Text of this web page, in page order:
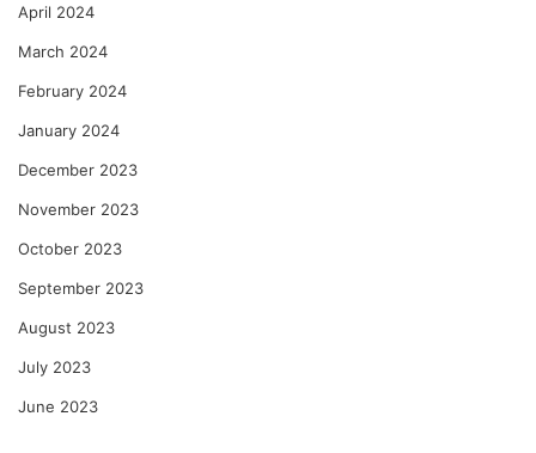
April 2024
March 2024
February 2024
January 2024
December 2023
November 2023
October 2023
September 2023
August 2023
July 2023
June 2023